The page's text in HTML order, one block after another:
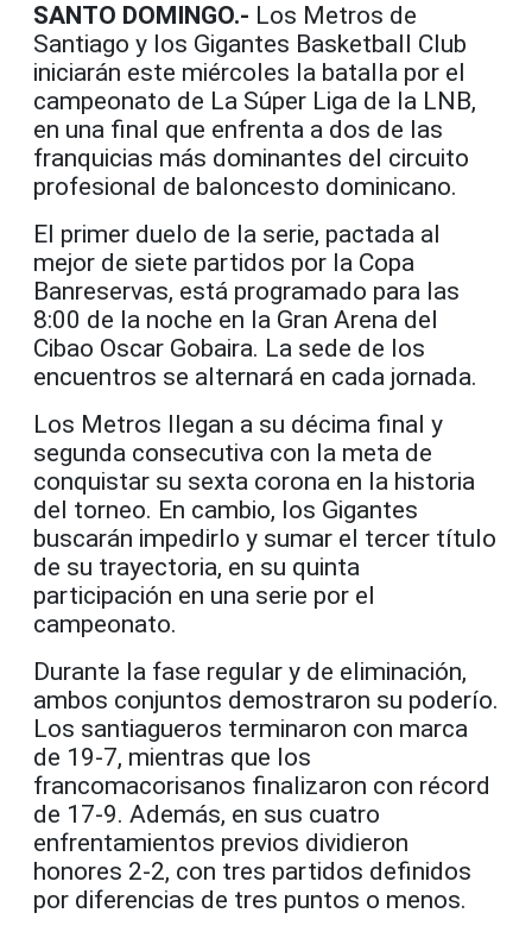
SANTO DOMINGO.- Los Metros de
Santiago y los Gigantes Basketball Club
iniciarán este miércoles la batalla por el
campeonato de La Súper Liga de la LNB,
en una final que enfrenta a dos de las
franquicias más dominantes del circuito
profesional de baloncesto dominicano.
El primer duelo de la serie, pactada al
mejor de siete partidos por la Copa
Banreservas, está programado para las
8:00 de la noche en la Gran Arena del
Cibao Oscar Gobaira. La sede de los
encuentros se alternará en cada jornada.
Los Metros llegan a su décima final y
segunda consecutiva con la meta de
conquistar su sexta corona en la historia
del torneo. En cambio, los Gigantes
buscarán impedirlo y sumar el tercer título
de su trayectoria, en su quinta
participación en una serie por el
campeonato.
Durante la fase regular y de eliminación,
ambos conjuntos demostraron su poderío.
Los santiagueros terminaron con marca
de 19-7, mientras que los
francomacorisanos finalizaron con récord
de 17-9. Además, en sus cuatro
enfrentamientos previos dividieron
honores 2-2, con tres partidos definidos
por diferencias de tres puntos o menos.